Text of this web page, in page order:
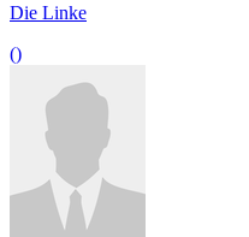
Die Linke
()